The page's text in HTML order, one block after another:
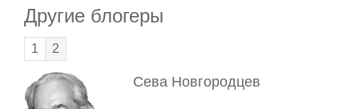
Другие блогеры
1 2
Сева Новгородцев